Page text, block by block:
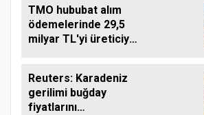
TMO hububat alım
ödemelerinde 29,5
milyar TL'yi üreticiye
Reuters: Karadeniz
gerilimi buğday
fiyatlarını